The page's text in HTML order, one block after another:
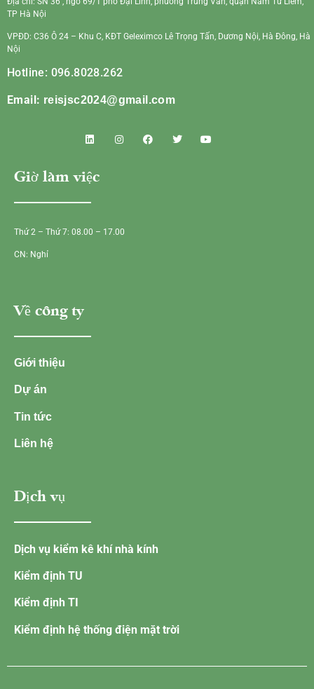
TP Hà Nội
VPĐD: C36 Ô 24 – Khu C, KĐT Geleximco Lê Trọng Tấn, Dương Nội, Hà Đông, Hà
Nội
Hotline: 096.8028.262
Email: reisjsc2024@gmail.com
Giờ làm việc
Thứ 2 – Thứ 7: 08.00 – 17.00
CN: Nghỉ
Về công ty
Giới thiệu
Dự án
Tin tức
Liên hệ
Dịch vụ
Dịch vụ kiểm kê khí nhà kính
Kiểm định TU
Kiểm định TI
Kiểm định hệ thống điện mặt trời